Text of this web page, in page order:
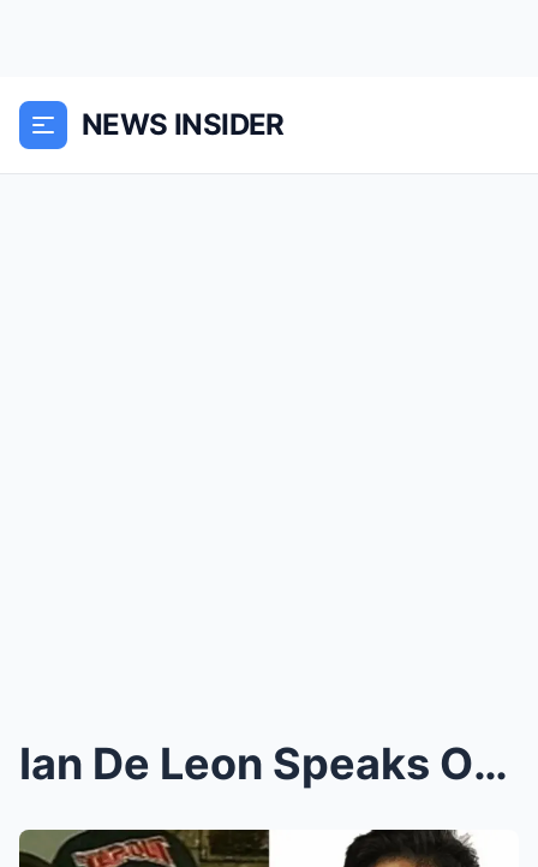
NEWS INSIDER
Ian De Leon Speaks Out: Nora Aunor’s Adopted Child...